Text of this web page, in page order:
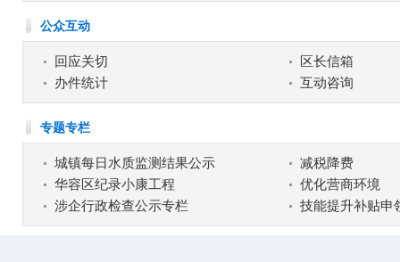
公众互动
回应关切
区长信箱
办件统计
互动咨询
专题专栏
城镇每日水质监测结果公示
减税降费
华容区纪录小康工程
优化营商环境
涉企行政检查公示专栏
技能提升补贴申